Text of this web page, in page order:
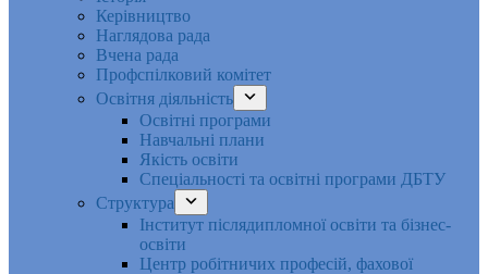
Керівництво
Наглядова рада
Вчена рада
Профспілковий комітет
Освітня діяльність
Освітні програми
Навчальні плани
Якість освіти
Спеціальності та освітні програми ДБТУ
Структура
Інститут післядипломної освіти та бізнес-
освіти
Центр робітничих професій, фахової